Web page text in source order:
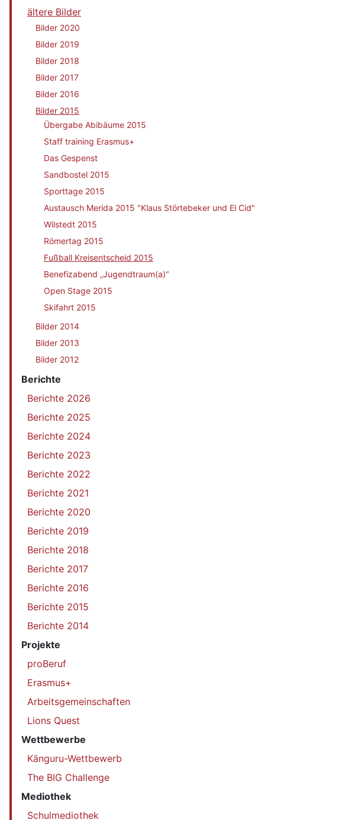
ältere Bilder
Bilder 2020
Bilder 2019
Bilder 2018
Bilder 2017
Bilder 2016
Bilder 2015
Übergabe Abibäume 2015
Staff training Erasmus+
Das Gespenst
Sandbostel 2015
Sporttage 2015
Austausch Merida 2015 "Klaus Störtebeker und El Cid"
Wilstedt 2015
Römertag 2015
Fußball Kreisentscheid 2015
Benefizabend „Jugendtraum(a)“
Open Stage 2015
Skifahrt 2015
Bilder 2014
Bilder 2013
Bilder 2012
Berichte
Berichte 2026
Berichte 2025
Berichte 2024
Berichte 2023
Berichte 2022
Berichte 2021
Berichte 2020
Berichte 2019
Berichte 2018
Berichte 2017
Berichte 2016
Berichte 2015
Berichte 2014
Projekte
proBeruf
Erasmus+
Arbeitsgemeinschaften
Lions Quest
Wettbewerbe
Känguru-Wettbewerb
The BIG Challenge
Mediothek
Schulmediothek